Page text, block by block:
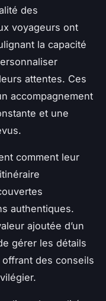
des
voyageurs ont
la capacité
attentes. Ces
accompagnement
et une
comment leur
authentiques.
ajoutée d’un
gérer les détails
des conseils